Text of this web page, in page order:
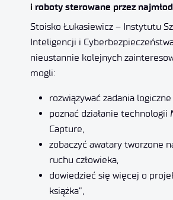
i roboty sterowane przez
Stoisko Łukasiewicz – Instytutu
Inteligencji i
nieustannie kolejnych
mogli:
rozwiązywać zadania logiczne
poznać działanie technologii
Capture,
zobaczyć awatary tworzone
ruchu człowieka,
dowiedzieć się więcej o
książka”,